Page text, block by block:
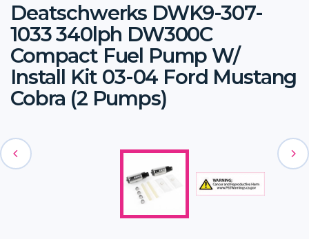
Deatschwerks DWK9-307-
1033 340lph DW300C
Compact Fuel Pump W/
Install Kit 03-04 Ford Mustang
Cobra (2 Pumps)